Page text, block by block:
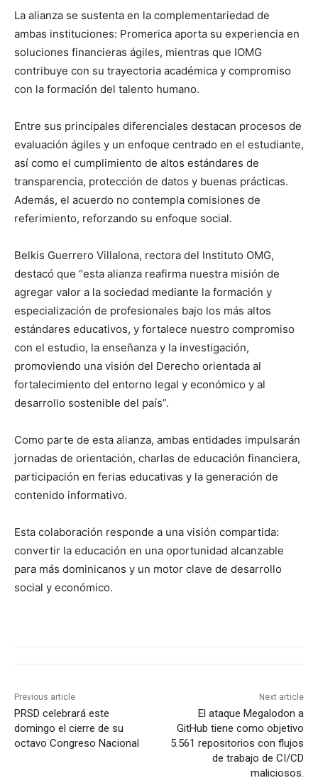
La alianza se sustenta en la complementariedad de
ambas instituciones: Promerica aporta su experiencia en
soluciones financieras ágiles, mientras que IOMG
contribuye con su trayectoria académica y compromiso
con la formación del talento humano.
Entre sus principales diferenciales destacan procesos de
evaluación ágiles y un enfoque centrado en el estudiante,
así como el cumplimiento de altos estándares de
transparencia, protección de datos y buenas prácticas.
Además, el acuerdo no contempla comisiones de
referimiento, reforzando su enfoque social.
Belkis Guerrero Villalona, rectora del Instituto OMG,
destacó que “esta alianza reafirma nuestra misión de
agregar valor a la sociedad mediante la formación y
especialización de profesionales bajo los más altos
estándares educativos, y fortalece nuestro compromiso
con el estudio, la enseñanza y la investigación,
promoviendo una visión del Derecho orientada al
fortalecimiento del entorno legal y económico y al
desarrollo sostenible del país”.
Como parte de esta alianza, ambas entidades impulsarán
jornadas de orientación, charlas de educación financiera,
participación en ferias educativas y la generación de
contenido informativo.
Esta colaboración responde a una visión compartida:
convertir la educación en una oportunidad alcanzable
para más dominicanos y un motor clave de desarrollo
social y económico.
Previous article
PRSD celebrará este
domingo el cierre de su
octavo Congreso Nacional
Next article
El ataque Megalodon a
GitHub tiene como objetivo
5.561 repositorios con flujos
de trabajo de CI/CD
maliciosos.